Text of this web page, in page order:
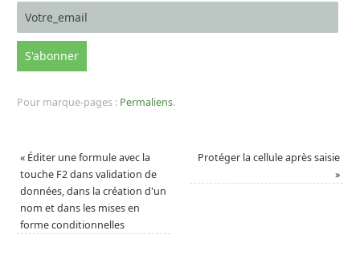
Pour marque-pages : Permaliens.
« Éditer une formule avec la
touche F2 dans validation de
données, dans la création d'un
nom et dans les mises en
forme conditionnelles
Protéger la cellule après saisie
»